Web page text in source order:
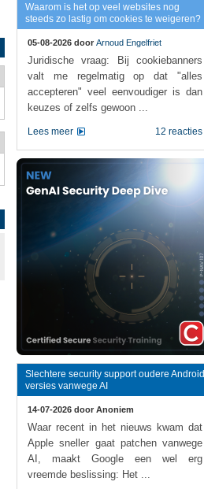
Waarom is het op veel websites nog
steeds zo lastig om cookies te weigeren?
05-08-2026 door Arnoud Engelfriet
Juridische vraag: Bij cookiebanners
valt me regelmatig op dat "alles
accepteren" veel eenvoudiger is dan
keuzes of zelfs gewoon ...
12 reacties
Lees meer
Slechtere security support oudere Android
versies vanwege AI
14-07-2026 door Anoniem
Waar recent in het nieuws kwam dat
Apple sneller gaat patchen vanwege
AI, maakt Google een wel erg
vreemde beslissing: Het ...